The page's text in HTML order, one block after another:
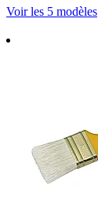
Voir les 5 modèles